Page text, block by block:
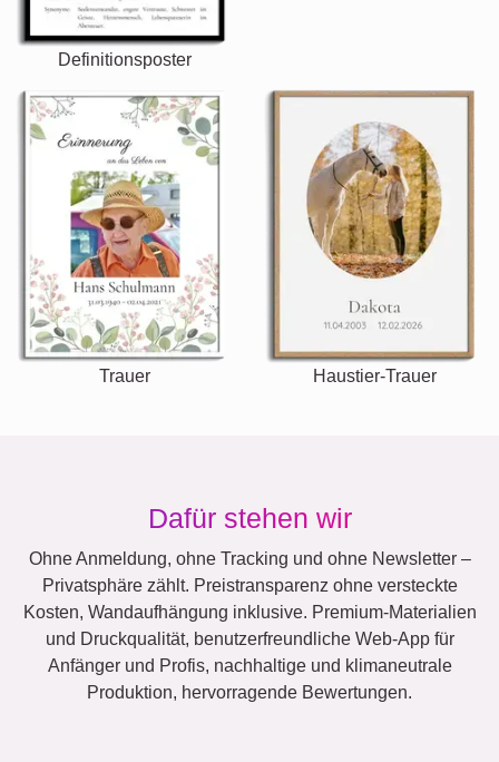
Definitionsposter
Trauer Haustier-Trauer
Dafür stehen wir
Ohne Anmeldung, ohne Tracking und ohne Newsletter –
Privatsphäre zählt. Preistransparenz ohne versteckte
Kosten, Wandaufhängung inklusive. Premium-Materialien
und Druckqualität, benutzerfreundliche Web-App für
Anfänger und Profis, nachhaltige und klimaneutrale
Produktion, hervorragende Bewertungen.